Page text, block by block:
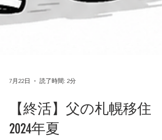
7月22日 読了時間: 2分